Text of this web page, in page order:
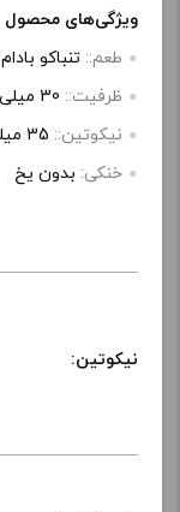
ویژگی‌های محصول
طعم:: تنباکو بادام
ظرفیت:: 30 میلی‌ لیتر
نیکوتین:: 35 میلی‌ گرم, 50 میلی گرم
خنکی: بدون یخ
نیکوتین: